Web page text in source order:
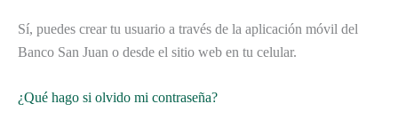
Sí, puedes crear tu usuario a través de la aplicación móvil del
Banco San Juan o desde el sitio web en tu celular.
¿Qué hago si olvido mi contraseña?